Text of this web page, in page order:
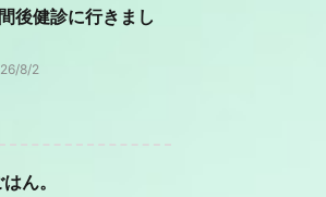
後健診に行きまし
8/2
ん。